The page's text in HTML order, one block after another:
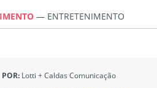
— ENTRETENIMENTO
POR: Lotti + Caldas Comunicação